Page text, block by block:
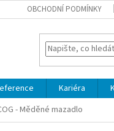
OBCHODNÍ PODMÍNKY
Kariéra
- Měděné mazadlo